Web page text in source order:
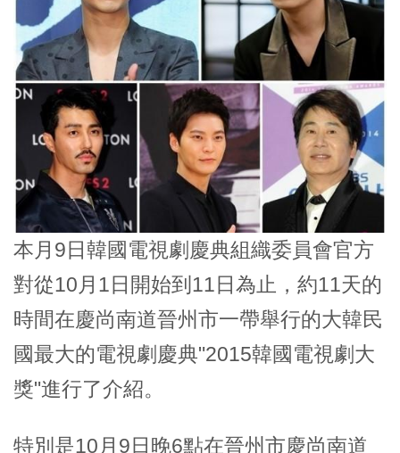
本月9日韓國電視劇慶典組織委員會官方
對從10月1日開始到11日為止，約11天的
時間在慶尚南道晉州市一帶舉行的大韓民
國最大的電視劇慶典"2015韓國電視劇大
獎"進行了介紹。
特別是10月9日晚6點在晉州市慶尚南道